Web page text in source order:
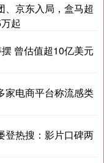
、京东入局，盒马超
起
曾估值超10亿美元
家电商平台称流感类
登热搜：影片口碑两